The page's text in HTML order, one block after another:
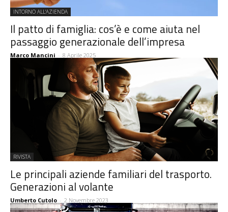
INTORNO ALL'AZIENDA
Il patto di famiglia: cos’è e come aiuta nel
passaggio generazionale dell’impresa
Marco Mancini - 8 Aprile 2025
RIVISTA
Le principali aziende familiari del trasporto.
Generazioni al volante
Umberto Cutolo - 2 Novembre 2023